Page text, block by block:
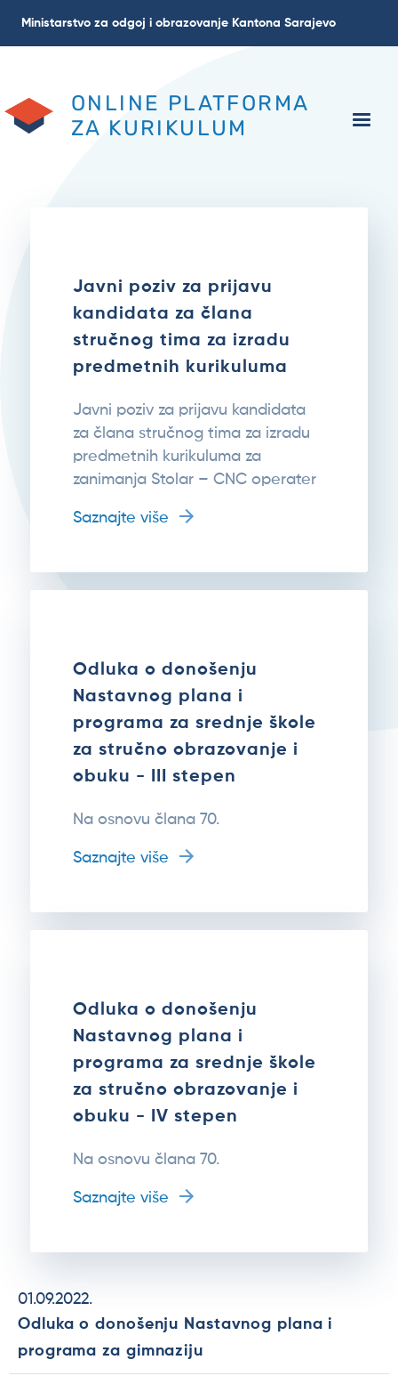
Ministarstvo za odgoj i obrazovanje Kantona Sarajevo
ONLINE PLATFORMA
ZA KURIKULUM
Javni poziv za prijavu
kandidata za člana
stručnog tima za izradu
predmetnih kurikuluma
Javni poziv za prijavu kandidata
za člana stručnog tima za izradu
predmetnih kurikuluma za
zanimanja Stolar – CNC operater
Saznajte više
Odluka o donošenju
Nastavnog plana i
programa za srednje škole
za stručno obrazovanje i
obuku - III stepen
Na osnovu člana 70.
Saznajte više
Odluka o donošenju
Nastavnog plana i
programa za srednje škole
za stručno obrazovanje i
obuku - IV stepen
Na osnovu člana 70.
Saznajte više
01.09.2022.
Odluka o donošenju Nastavnog plana i
programa za gimnaziju